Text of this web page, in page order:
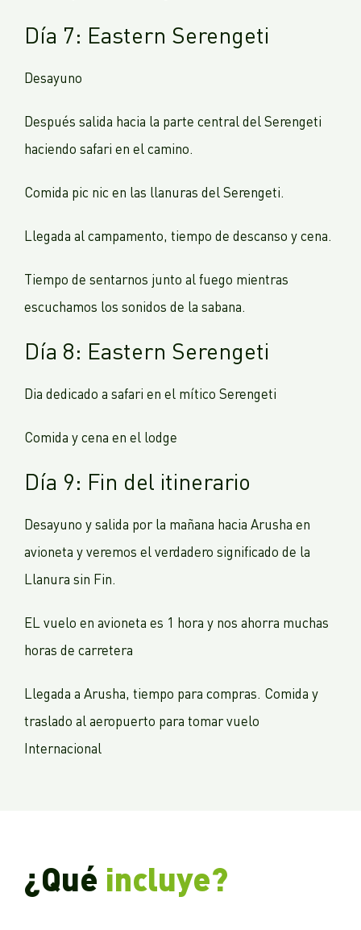
Día 7: Eastern Serengeti
Desayuno
Después salida hacia la parte central del Serengeti
haciendo safari en el camino.
Comida pic nic en las llanuras del Serengeti.
Llegada al campamento, tiempo de descanso y cena.
Tiempo de sentarnos junto al fuego mientras
escuchamos los sonidos de la sabana.
Día 8: Eastern Serengeti
Dia dedicado a safari en el mítico Serengeti
Comida y cena en el lodge
Día 9: Fin del itinerario
Desayuno y salida por la mañana hacia Arusha en
avioneta y veremos el verdadero significado de la
Llanura sin Fin.
EL vuelo en avioneta es 1 hora y nos ahorra muchas
horas de carretera
Llegada a Arusha, tiempo para compras. Comida y
traslado al aeropuerto para tomar vuelo
Internacional
¿Qué incluye?